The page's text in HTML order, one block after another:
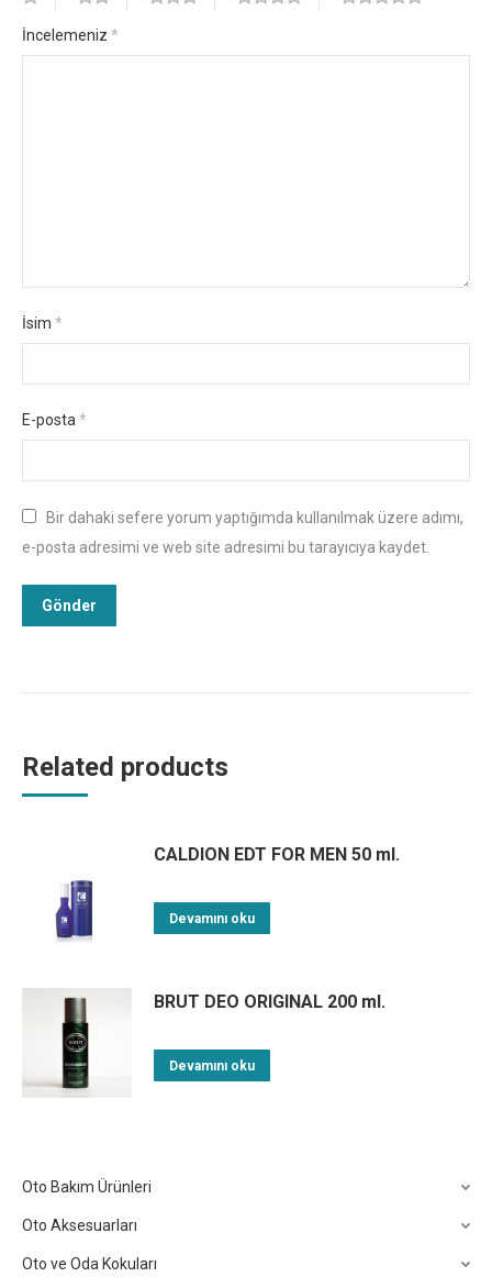
İncelemeniz *
İsim *
E-posta *
Bir dahaki sefere yorum yaptığımda kullanılmak üzere adımı,
e-posta adresimi ve web site adresimi bu tarayıcıya kaydet.
Related products
CALDION EDT FOR MEN 50 ml.
Devamını oku
BRUT DEO ORIGINAL 200 ml.
Devamını oku
Oto Bakım Ürünleri
Oto Aksesuarları
Oto ve Oda Kokuları